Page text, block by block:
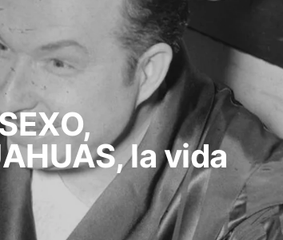
la vida